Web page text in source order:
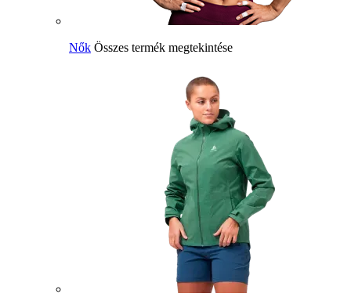
Nők Összes termék megtekintése